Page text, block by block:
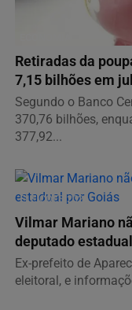
Retiradas da
7,15 bilhões em
Segundo o Banco
370,76 bilhões,
377,92...
ELEIÇÕES 2026
Vilmar Mariano
deputado
Ex-prefeito de
eleitoral, e